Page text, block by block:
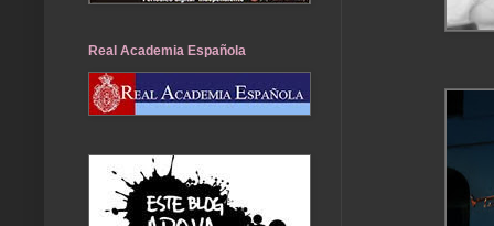
Real Academia Española